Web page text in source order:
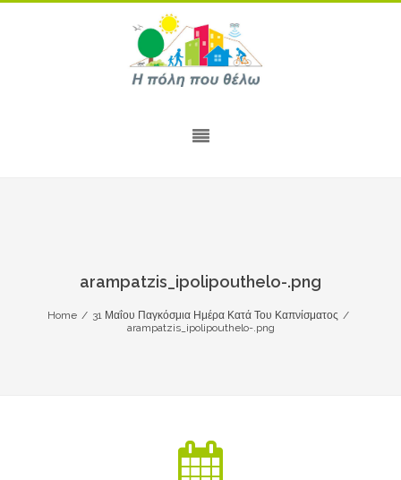
arampatzis_ipolipouthelo-.png
Home / 31 Μαΐου Παγκόσμια Ημέρα Κατά Του Καπνίσματος /
arampatzis_ipolipouthelo-.png